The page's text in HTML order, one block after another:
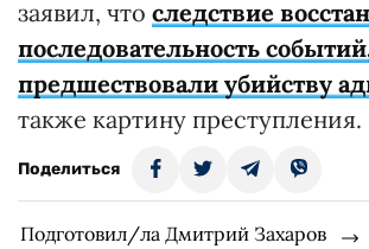
заявил, что следствие
последовательность
предшествовали убийству
также картину преступления.
Поделиться
Подготовил/ла Дмитрий Захаров